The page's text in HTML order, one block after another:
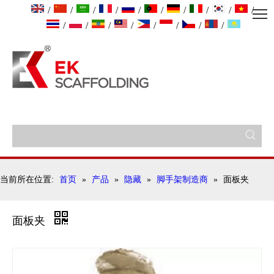
/ / / / / / / / /
/
/
/ / / / / / /
当前所在位置: 首页 » 产品 » 隐藏 » 脚手架制造商 » 面板夹
面板夹